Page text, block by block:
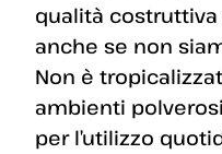
qualità
anche se non
Non è
ambienti
per l’utilizzo